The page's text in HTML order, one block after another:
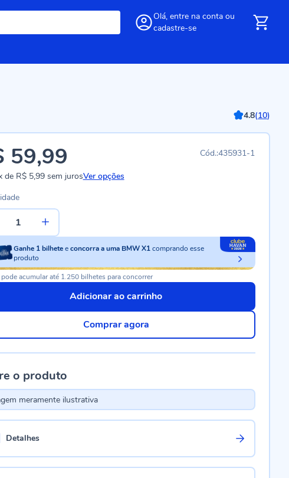
Olá, entre na conta ou
cadastre-se
4.8(10)
435931-1
59,99
de R$ 5,99sem jurosVer opções
Ganhe 1 bilhete econcorra a uma BMW X1comprando esse
produto
pode acumular até 1.250 bilhetes para concorrer
Adicionar ao carrinho
Comprar agora
o produto
meramente ilustrativa
Detalhes